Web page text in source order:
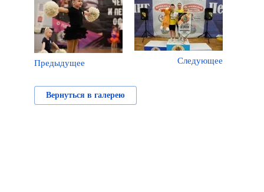
Предыдущее Следующее
Вернуться в галерею